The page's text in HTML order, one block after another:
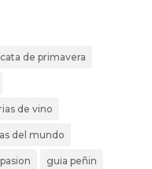
cata de primavera
de vino
del mundo
guia peñin